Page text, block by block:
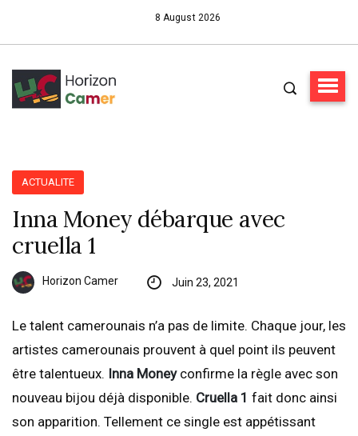
8 August 2026
ACTUALITE
Inna Money débarque avec
cruella 1
Horizon Camer Juin 23, 2021
Le talent camerounais n’a pas de limite. Chaque jour, les
artistes camerounais prouvent à quel point ils peuvent
être talentueux. Inna Moneyconfirme la règle avec son
nouveau bijou déjà disponible. Cruella 1 fait donc ainsi
son apparition. Tellement ce single est appétissant